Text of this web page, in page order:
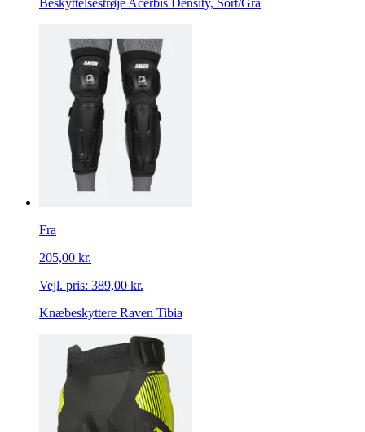
Fra
205,00 kr.
Vejl. pris: 389,00 kr.
Knæbeskyttere Raven Tibia